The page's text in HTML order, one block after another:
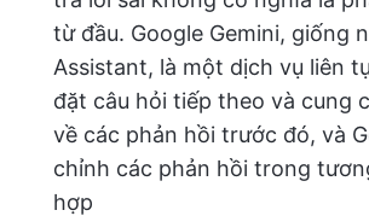
từ đầu. Google Gemini, giống
Assistant, là một dịch vụ liên
đặt câu hỏi tiếp theo và cung
về các phản hồi trước đó, và
chỉnh các phản hồi trong
hợp